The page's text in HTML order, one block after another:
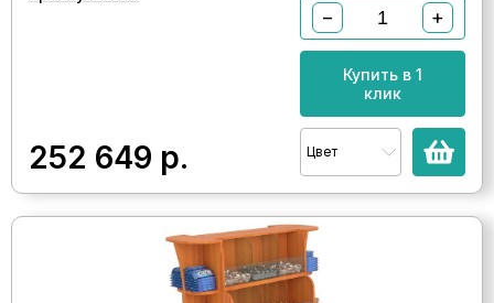
252 649 р.
− +
Купить в 1
клик
Цвет